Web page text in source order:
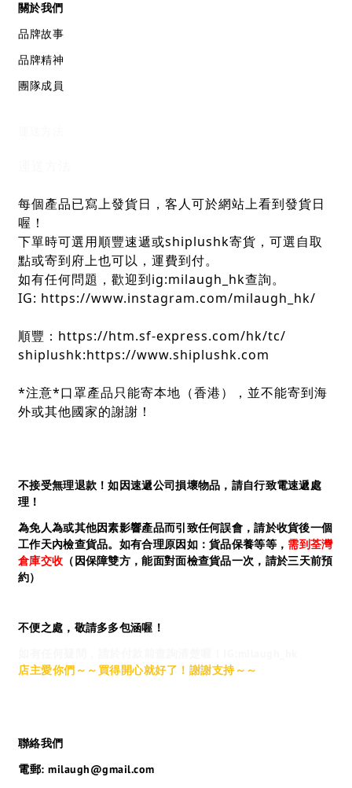
關於我們
品牌故事
品牌精神
團隊成員
每個產品已寫上發貨日，客人可於網站上看到發貨日
喔！
下單時可選用順豐速遞或shiplushk寄貨，可選自取
點或寄到府上也可以，運費到付。
如有任何問題，歡迎到ig:milaugh_hk查詢。
IG: https://www.instagram.com/milaugh_hk/
順豐：https://htm.sf-express.com/hk/tc/
shiplushk:https://www.shiplushk.com
*注意*口罩產品只能寄本地（香港），並不能寄到海
外或其他國家的謝謝！
不接受無理退款！如因速遞公司損壞物品，請自行致電速遞處
理！
為免人為或其他因素影響產品而引致任何誤會，請於收貨後一個
工作天內檢查貨品。如有合理原因如：貨品保養等等， 需到荃灣
倉庫交收 （因保障雙方，能面對面檢查貨品一次，請於三天前預
約）
不便之處，敬請多多包涵喔！
店主愛你們～～買得開心就好了！謝謝支持～～
聯絡我們
電郵: milaugh@gmail.com